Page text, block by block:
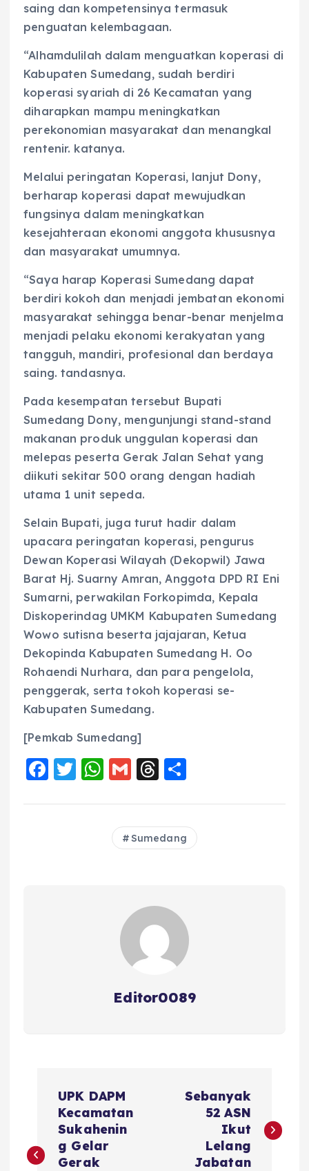
saing dan kompetensinya termasuk
penguatan kelembagaan.
“Alhamdulilah dalam menguatkan koperasi di
Kabupaten Sumedang, sudah berdiri
koperasi syariah di 26 Kecamatan yang
diharapkan mampu meningkatkan
perekonomian masyarakat dan menangkal
rentenir. katanya.
Melalui peringatan Koperasi, lanjut Dony,
berharap koperasi dapat mewujudkan
fungsinya dalam meningkatkan
kesejahteraan ekonomi anggota khususnya
dan masyarakat umumnya.
“Saya harap Koperasi Sumedang dapat
berdiri kokoh dan menjadi jembatan ekonomi
masyarakat sehingga benar-benar menjelma
menjadi pelaku ekonomi kerakyatan yang
tangguh, mandiri, profesional dan berdaya
saing. tandasnya.
Pada kesempatan tersebut Bupati
Sumedang Dony, mengunjungi stand-stand
makanan produk unggulan koperasi dan
melepas peserta Gerak Jalan Sehat yang
diikuti sekitar 500 orang dengan hadiah
utama 1 unit sepeda.
Selain Bupati, juga turut hadir dalam
upacara peringatan koperasi, pengurus
Dewan Koperasi Wilayah (Dekopwil) Jawa
Barat Hj. Suarny Amran, Anggota DPD RI Eni
Sumarni, perwakilan Forkopimda, Kepala
Diskoperindag UMKM Kabupaten Sumedang
Wowo sutisna beserta jajajaran, Ketua
Dekopinda Kabupaten Sumedang H. Oo
Rohaendi Nurhara, dan para pengelola,
penggerak, serta tokoh koperasi se-
Kabupaten Sumedang.
[Pemkab Sumedang]
F
c
T
it
W
a
ts
A
G
ai
l
T
re
a
d
a
re
Sumedang
Editor0089
v
UPK DAPM
Kecamatan
Sukahenin
g Gelar
Gerak
Sebanyak
52 ASN
Ikut
Lelang
Jabatan